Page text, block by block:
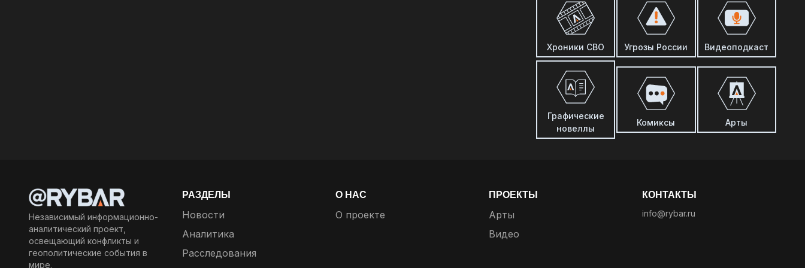
Хроники СВО Угрозы России Видеоподкаст
Графические
новеллы
Комиксы Арты
Независимый информационно-
аналитический проект,
освещающий конфликты и
геополитические события в
мире.
РАЗДЕЛЫ
Новости
Аналитика
Расследования
О НАС
О проекте
ПРОЕКТЫ
Арты
Видео
КОНТАКТЫ
info@rybar.ru